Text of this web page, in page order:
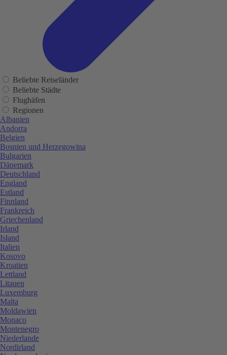
Beliebte Reiseländer
Beliebte Städte
Flughäfen
Regionen
Albanien
Andorra
Belgien
Bosnien und Herzegowina
Bulgarien
Dänemark
Deutschland
England
Estland
Finnland
Frankreich
Griechenland
Irland
Island
Italien
Kosovo
Kroatien
Lettland
Litauen
Luxemburg
Malta
Moldawien
Monaco
Montenegro
Niederlande
Nordirland